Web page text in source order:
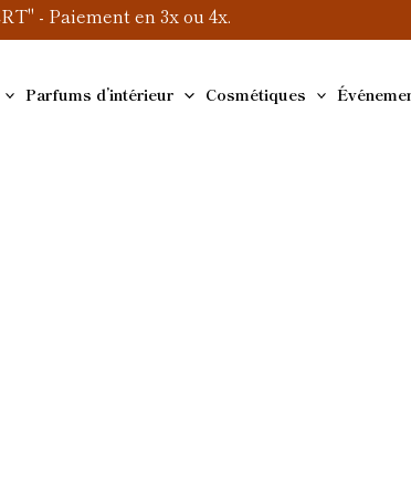
- Paiement en 3x ou 4x.
Parfums d’intérieur Cosmétiques